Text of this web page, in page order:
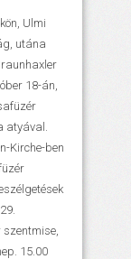
Ulmi
utána
18-án,
atyával.
Kirche-ben
15.00